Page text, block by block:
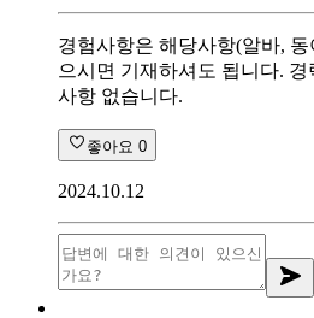
경험사항은 해당사항(알바,
으시면 기재하셔도 됩니다.
사항 없습니다.
좋아요 0
2024.10.12